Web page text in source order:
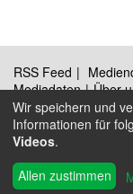
RSS Feed
Mediadaten
Über
Kontakt
© 2009 - 2026
Wir speichern und
Informationen für
Videos.
Allen zustimmen